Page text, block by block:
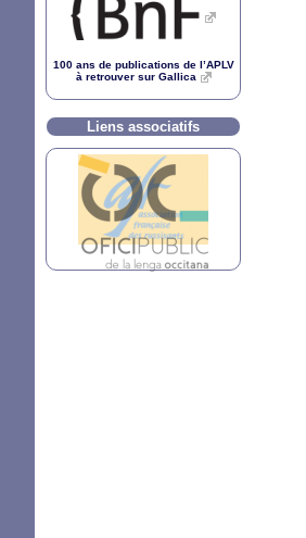
100 ans de publications de l’APLV
à retrouver sur Gallica
Liens associatifs